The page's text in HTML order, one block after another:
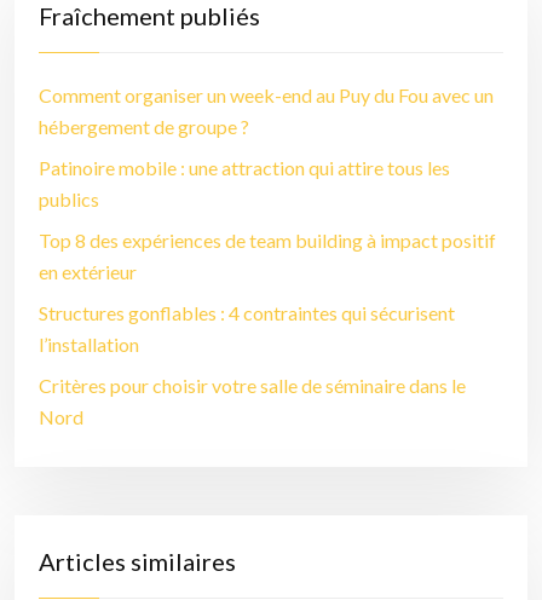
Fraîchement publiés
Comment organiser un week-end au Puy du Fou avec un
hébergement de groupe ?
Patinoire mobile : une attraction qui attire tous les
publics
Top 8 des expériences de team building à impact positif
en extérieur
Structures gonflables : 4 contraintes qui sécurisent
l’installation
Critères pour choisir votre salle de séminaire dans le
Nord
Articles similaires